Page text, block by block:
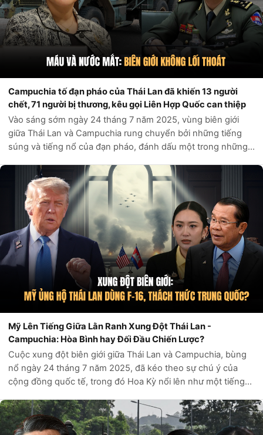
Campuchia tố đạn pháo của Thái Lan đã khiến 13 người
chết, 71 người bị thương, kêu gọi Liên Hợp Quốc can thiệp
Vào sáng sớm ngày 24 tháng 7 năm 2025, vùng biên giới
giữa Thái Lan và Campuchia rung chuyển bởi những tiếng
súng và tiếng nổ của đạn pháo, đánh dấu một trong những
Á trong hơn một thập kỷ. Bộ Q...
Mỹ Lên Tiếng Giữa Lằn Ranh Xung Đột Thái Lan -
Campuchia: Hòa Bình hay Đối Đầu Chiến Lược?
Cuộc xung đột biên giới giữa Thái Lan và Campuchia, bùng
nổ ngày 24 tháng 7 năm 2025, đã kéo theo sự chú ý của
cộng đồng quốc tế, trong đó Hoa Kỳ nổi lên như một tiếng
mạng và hơn 100.000...